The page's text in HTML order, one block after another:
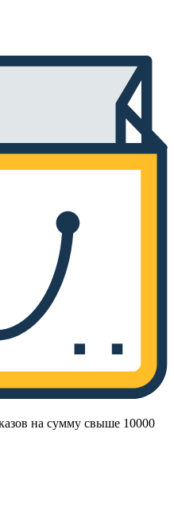
на сумму свыше 10000